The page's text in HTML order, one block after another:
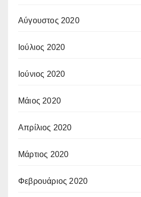
Αύγουστος 2020
Ιούλιος 2020
Ιούνιος 2020
Μάιος 2020
Απρίλιος 2020
Μάρτιος 2020
Φεβρουάριος 2020